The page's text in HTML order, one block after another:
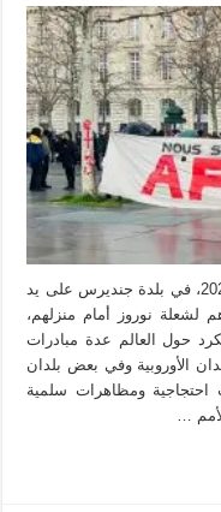
استنكاراً لمقتل أربعة شبان كرد ليلة نوروز 2023، في بلدة جنديرس على يد
لشعلة نوروز أمام منزلهم،
حول العالم عدة مبادرات
الأوروبية وفي بعض بلدان
احتجاجية ومظاهرات سلمية
…